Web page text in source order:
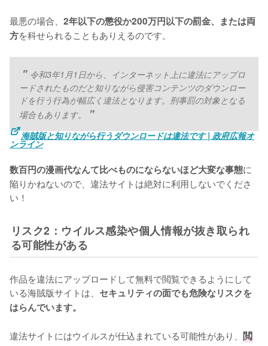
最悪の場合、 2年以下の懲役か200万円以下の罰金、または両
方を科せられることもありえるのです。
令和3年1月1日から、インターネット上に違法にアップロ
ードされたものだと知りながら侵害コンテンツのダウンロー
ドを行う行為が幅広く違法となります。刑事罰の対象となる
場合もあります。
海賊版と知りながら行うダウンロードは違法です | 政府広報オ
ンライン
数百円の漫画代なんて比べものにならないほど大変な事態に
陥りかねないので、違法サイトは絶対に利用しないでくださ
い！
リスク2：ウイルス感染や個人情報が抜き取られ
る可能性がある
作品を違法にアップロードして無料で閲覧できるようにして
いる海賊版サイトは、 セキュリティの面でも危険なリスクを
はらんでいます。
違法サイトにはウイルスが仕込まれている可能性があり、 閲